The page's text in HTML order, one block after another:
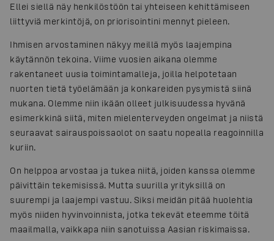
Ellei siellä näy henkilöstöön tai yhteiseen kehittämiseen
liittyviä merkintöjä, on priorisointini mennyt pieleen.
Ihmisen arvostaminen näkyy meillä myös laajempina
käytännön tekoina. Viime vuosien aikana olemme
rakentaneet uusia toimintamalleja, joilla helpotetaan
nuorten tietä työelämään ja konkareiden pysymistä siinä
mukana. Olemme niin ikään olleet julkisuudessa hyvänä
esimerkkinä siitä, miten mielenterveyden ongelmat ja niistä
seuraavat sairauspoissaolot on saatu nopealla reagoinnilla
kuriin.
On helppoa arvostaa ja tukea niitä, joiden kanssa olemme
päivittäin tekemisissä. Mutta suurilla yrityksillä on
suurempi ja laajempi vastuu. Siksi meidän pitää huolehtia
myös niiden hyvinvoinnista, jotka tekevät eteemme töitä
maailmalla, vaikkapa niin sanotuissa Aasian riskimaissa.